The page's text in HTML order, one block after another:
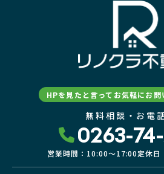
HPを見たと言ってお気軽にお
無料相談・お電
0263-
営業時間：10:00〜17:00定休日